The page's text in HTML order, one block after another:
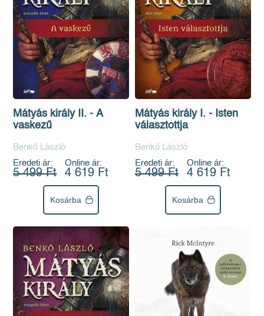
Mátyás király II. - A
vaskezű
Benkő László
Eredeti ár:
5 499 Ft
Online ár:
4 619 Ft
Kosárba
Mátyás király I. - Isten
választottja
Benkő László
Eredeti ár:
5 499 Ft
Online ár:
4 619 Ft
Kosárba